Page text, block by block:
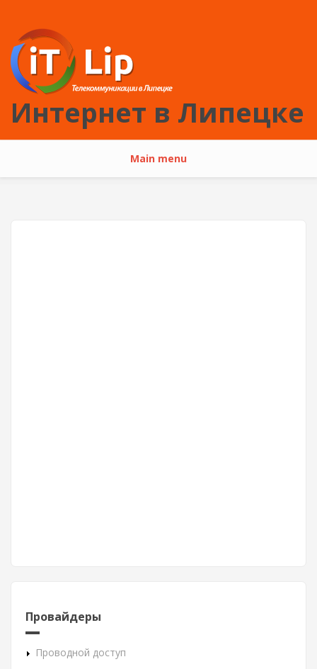
Интернет в Липецке
Main menu
Провайдеры
Проводной доступ